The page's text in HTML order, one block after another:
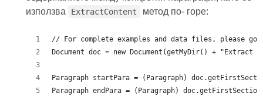
използва
ExtractContent метод по- горе: